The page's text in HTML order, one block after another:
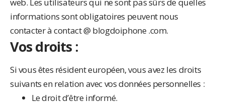
informations sont obligatoires peuvent nous
contacter à contact @ blogdoiphone .com.
Vos droits :
Si vous êtes résident européen, vous avez les droits
suivants en relation avec vos données personnelles :
Le droit d’être informé.